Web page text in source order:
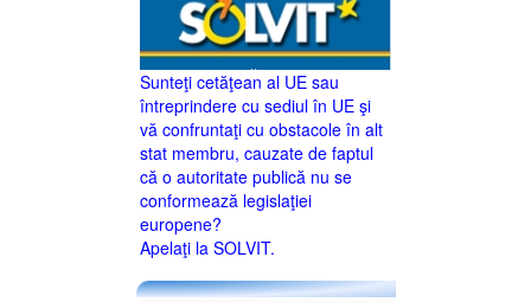
Sunteţi cetăţean al UE sau
întreprindere cu sediul în UE şi
vă confruntaţi cu obstacole în alt
stat membru, cauzate de faptul
că o autoritate publică nu se
conformează legislaţiei
europene?
Apelaţi la SOLVIT.